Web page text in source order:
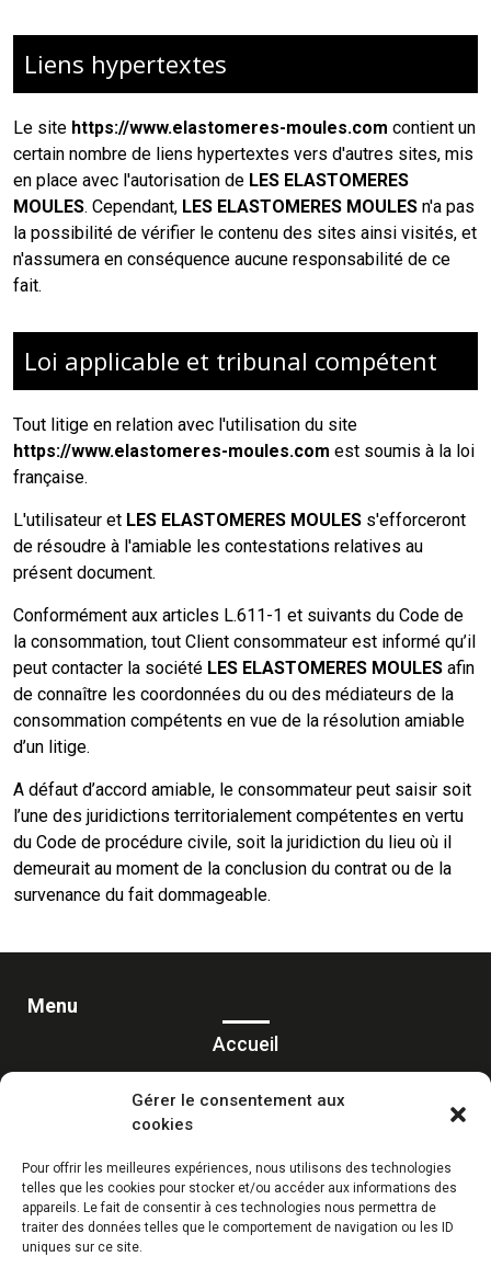
Gérer le consentement aux
cookies
Pour offrir les meilleures expériences, nous utilisons des technologies
telles que les cookies pour stocker et/ou accéder aux informations des
appareils. Le fait de consentir à ces technologies nous permettra de
traiter des données telles que le comportement de navigation ou les ID
uniques sur ce site.
Liens hypertextes
Le site https://www.elastomeres-moules.com contient un
certain nombre de liens hypertextes vers d'autres sites, mis
en place avec l'autorisation de LES ELASTOMERES
MOULES. Cependant, LES ELASTOMERES MOULES n'a pas
la possibilité de vérifier le contenu des sites ainsi visités, et
n'assumera en conséquence aucune responsabilité de ce
fait.
Loi applicable et tribunal compétent
Tout litige en relation avec l'utilisation du site
https://www.elastomeres-moules.com est soumis à la loi
française.
L'utilisateur et LES ELASTOMERES MOULES s'efforceront
de résoudre à l'amiable les contestations relatives au
présent document.
Conformément aux articles L.611-1 et suivants du Code de
la consommation, tout Client consommateur est informé qu’il
peut contacter la société LES ELASTOMERES MOULES afin
de connaître les coordonnées du ou des médiateurs de la
consommation compétents en vue de la résolution amiable
d’un litige.
A défaut d’accord amiable, le consommateur peut saisir soit
l’une des juridictions territorialement compétentes en vertu
du Code de procédure civile, soit la juridiction du lieu où il
demeurait au moment de la conclusion du contrat ou de la
survenance du fait dommageable.
Menu
Accueil
Réalisations
Actualités
Contact